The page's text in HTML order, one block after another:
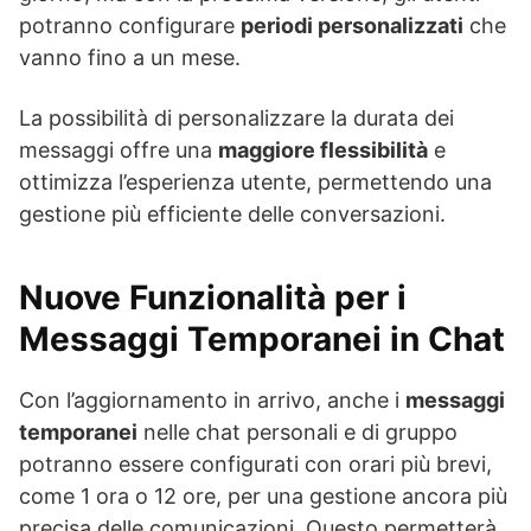
potranno configurare periodi personalizzati che
vanno fino a un mese.
La possibilità di personalizzare la durata dei
messaggi offre una maggiore flessibilità e
ottimizza l’esperienza utente, permettendo una
gestione più efficiente delle conversazioni.
Nuove Funzionalità per i
Messaggi Temporanei in Chat
Con l’aggiornamento in arrivo, anche i messaggi
temporanei nelle chat personali e di gruppo
potranno essere configurati con orari più brevi,
come 1 ora o 12 ore, per una gestione ancora più